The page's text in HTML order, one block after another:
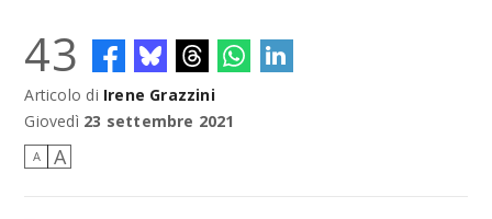
43
Articolo di Irene Grazzini
Giovedì 23 settembre 2021
A A